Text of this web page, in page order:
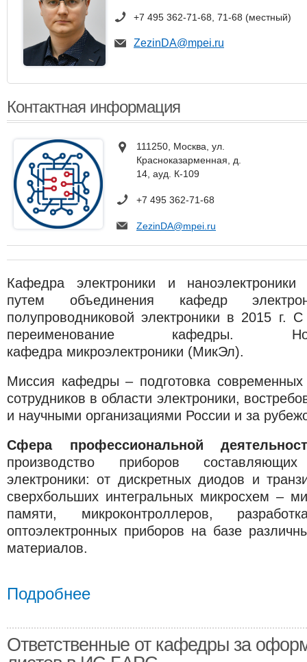
+7 495 362-71-68, 71-68 (местный)
ZezinDA@mpei.ru
Контактная информация
111250, Москва, ул.
Красноказарменная, д.
14, ауд. К-109
+7 495 362-71-68
ZezinDA@mpei.ru
Кафедра электроники и
путем объединения кафедр
полупроводниковой электроники в 2015 г.
переименование кафедры.
кафедра микроэлектроники (МикЭл).
Миссия кафедры – подготовка
сотрудников в области электроники,
и научными организациями России и за
Сфера профессиональной
производство приборов
электроники: от дискретных диодов и
сверхбольших интегральных микросхем –
памяти, микроконтроллеров,
оптоэлектронных приборов на базе
материалов.
Подробнее
Ответственные от кафедры за